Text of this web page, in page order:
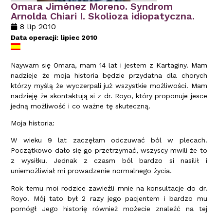
Omara Jiménez Moreno. Syndrom
Arnolda Chiari I. Skolioza idiopatyczna.
8 lip 2010
Data operacji: lipiec 2010
Naywam się Omara, mam 14 lat i jestem z Kartaginy. Mam
nadzieje że moja historia będzie przydatna dla chorych
którzy myślą że wyczerpali już wszystkie możliwości. Mam
nadzieję że skontaktują si z dr. Royo, który proponuje jesce
jedną możliwość i co ważne tę skuteczną.
Moja historia:
W wieku 9 lat zaczęłam odczuwać ból w plecach.
Początkowo dało się go przetrzymać, wszyscy mwili że to
z wysiłku. Jednak z czasm ból bardzo si nasilił i
uniemożliwiał mi prowadzenie normalnego życia.
Rok temu moi rodzice zawieźli mnie na konsultacje do dr.
Royo. Mój tato był 2 razy jego pacjentem i bardzo mu
pomógł Jego historię również możecie znaleźć na tej